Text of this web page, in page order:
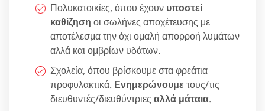
Πολυκατοικίες, όπου έχουν υποστεί
καθίζηση οι σωλήνες αποχέτευσης με
αποτέλεσμα την όχι ομαλή απορροή λυμάτων
αλλά και ομβρίων υδάτων.
Σχολεία, όπου βρίσκουμε στα φρεάτια
προφυλακτικά. Ενημερώνουμε τους/τις
διευθυντές/διευθύντριες αλλά μάταια.